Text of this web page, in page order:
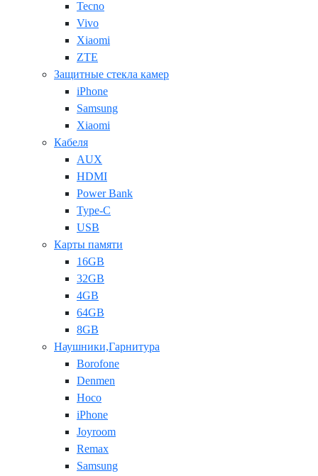
Tecno
Vivo
Xiaomi
ZTE
Защитные стекла камер
iPhone
Samsung
Xiaomi
Кабеля
AUX
HDMI
Power Bank
Type-C
USB
Карты памяти
16GB
32GB
4GB
64GB
8GB
Наушники,Гарнитура
Borofone
Denmen
Hoco
iPhone
Joyroom
Remax
Samsung